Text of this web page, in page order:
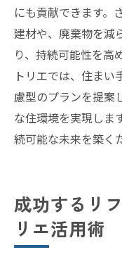
にも貢献できます。
建材や、廃棄物を減
り、持続可能性を高
トリエでは、住ま
慮型のプランを提案
な住環境を実現しま
続可能な未来を築く
成功するリ
リエ活用術